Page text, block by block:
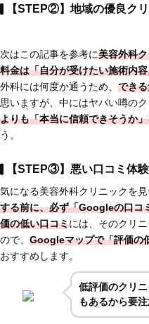
【STEP②】地域の優良ク
次はこの記事を参考に美容外科
料金は「自分が受けたい施術内
外科には何度か通うため、 でき
思いますが、中にはヤバい噂の
よりも「本当に信頼できそうか
う。
【STEP③】悪い口コミ体
気になる美容外科クリニックを見
する前に、必ず「Googleの口コ
価の低い口コミには、そのクリ
ので、 Googleマップで「評価の
おすすめします。
低評価のクリ
もあるから要注